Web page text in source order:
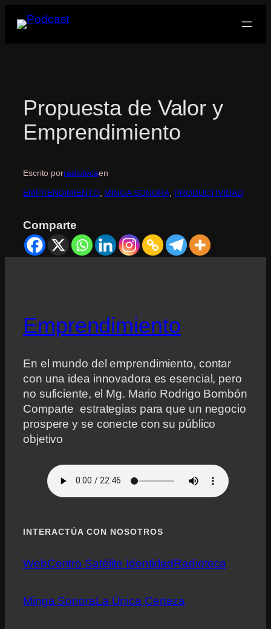
Propuesta de Valor y
Emprendimiento
Escrito porradiotecaen
EMPRENDIMIENTO, MINGA SONORA PRODUCTIVIDAD
Comparte
Emprendimiento
En el mundo del emprendimiento, contar
con una idea innovadora es esencial, pero
no suficiente, el Mg. Mario Rodrigo Bombón
Comparte estrategias para que un negocio
prospere y se conecte con su público
objetivo
INTERACTÚA CON NOSOTROS
WebCentro Satélite IdentidadRadioteca
Minga SonoraLa Única Certeza